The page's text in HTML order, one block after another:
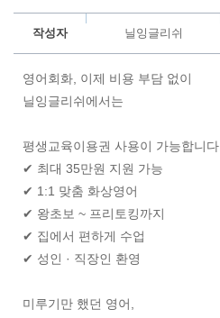
작성자 닐잉글리쉬
영어회화, 이제 비용 부담 없이
닐잉글리쉬에서는
평생교육이용권 사용이 가능합니다.
✔ 최대 35만원 지원 가능
✔ 1:1 맞춤 화상영어
✔ 왕초보 ~ 프리토킹까지
✔ 집에서 편하게 수업
✔ 성인 · 직장인 환영
미루기만 했던 영어,